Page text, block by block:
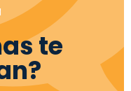
te